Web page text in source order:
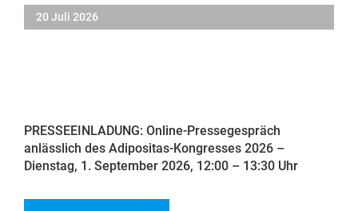
20 Juli 2026
PRESSEEINLADUNG: Online-Pressegespräch
anlässlich des Adipositas-Kongresses 2026 –
Dienstag, 1. September 2026, 12:00 – 13:30 Uhr